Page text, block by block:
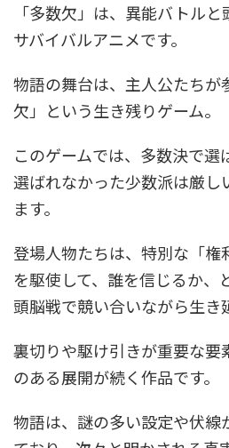
「多数欠」は、異能バトル
サバイバルアニメです。
物語の舞台は、主人公たちが
欠」という生き残りゲーム。
このゲームでは、多数決で選
選ばれなかった少数派は厳し
ます。
登場人物たちは、特別な「権
を駆使して、誰を信じるか、
頭脳戦で競い合いながら生き
裏切りや駆け引きが重要な要
のある展開が続く作品です。
物語は、謎の多い設定や伏線